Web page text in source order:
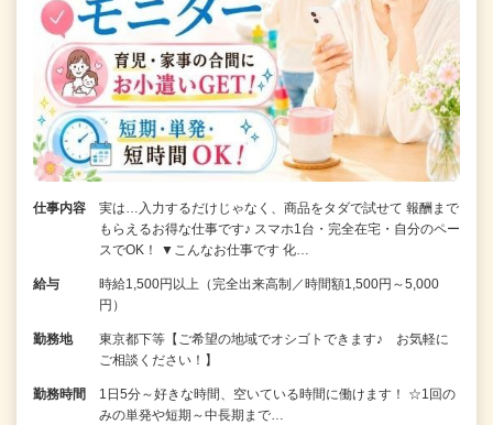
仕事内容
実は…入力するだけじゃなく、商品をタダで試せて 報酬まで
もらえるお得な仕事です♪ スマホ1台・完全在宅・自分のペー
スでOK！ ▼こんなお仕事です 化…
給与
時給1,500円以上（完全出来高制／時間額1,500円～5,000
円）
勤務地
東京都下等【ご希望の地域でオシゴトできます♪ お気軽に
ご相談ください！】
勤務時間
1日5分～好きな時間、空いている時間に働けます！ ☆1回の
みの単発や短期～中長期まで…